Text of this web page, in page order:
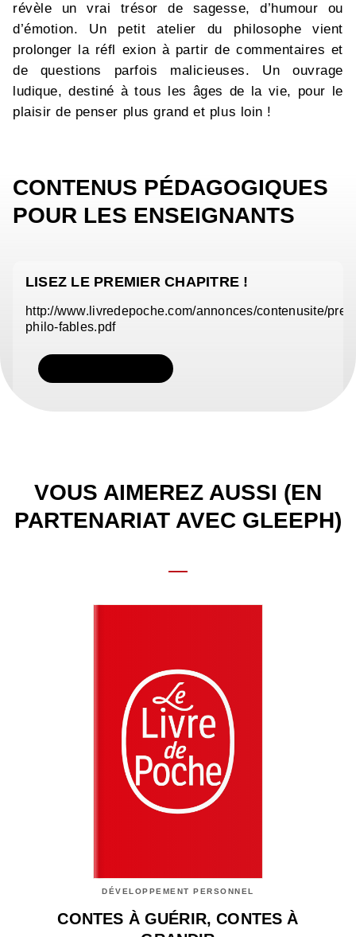
révèle un vrai trésor de sagesse, d’humour ou
d’émotion. Un petit atelier du philosophe vient
prolonger la réfl exion à partir de commentaires et
de questions parfois malicieuses. Un ouvrage
ludique, destiné à tous les âges de la vie, pour le
plaisir de penser plus grand et plus loin !
CONTENUS PÉDAGOGIQUES
POUR LES ENSEIGNANTS
LISEZ LE PREMIER CHAPITRE !
http://www.livredepoche.com/annonces/contenusite/
philo-fables.pdf
VOUS AIMEREZ AUSSI (EN
PARTENARIAT AVEC GLEEPH)
DÉVELOPPEMENT PERSONNEL
CONTES À GUÉRIR, CONTES À